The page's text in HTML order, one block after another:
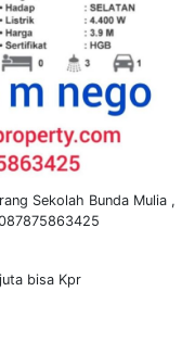
Sekolah Bunda Mulia ,
bisa Kpr